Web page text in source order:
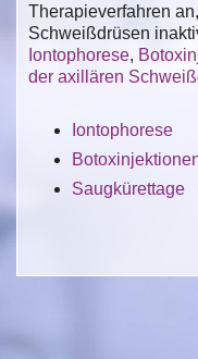
Therapieverfahren
Schweißdrüsen
Iontophorese,
der axillären
Iontophorese
Saugkürettage